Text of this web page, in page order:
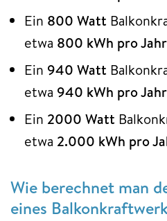
Ein 800 Watt
etwa 800 kWh pro Jahr
Ein 940 Watt
etwa 940 kWh pro Jahr
Ein 2000 Watt
etwa 2.000 kWh pro
Wie berechnet man
eines